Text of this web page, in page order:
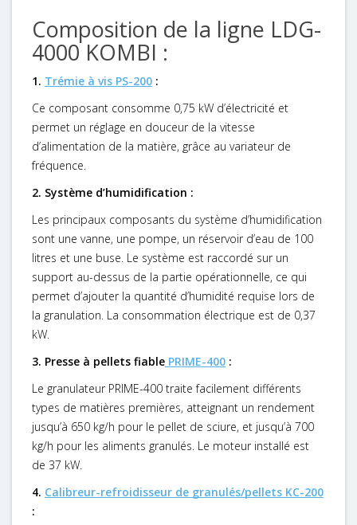
Composition de la ligne LDG-
4000 KOMBI :
1. Trémie à vis PS-200 :
Ce composant consomme 0,75 kW d’électricité et
permet un réglage en douceur de la vitesse
d’alimentation de la matière, grâce au variateur de
fréquence.
2. Système d’humidification :
Les principaux composants du système d’humidification
sont une vanne, une pompe, un réservoir d’eau de 100
litres et une buse. Le système est raccordé sur un
support au-dessus de la partie opérationnelle, ce qui
permet d’ajouter la quantité d’humidité requise lors de
la granulation. La consommation électrique est de 0,37
kW.
3. Presse à pellets fiable PRIME-400 :
Le granulateur PRIME-400 traite facilement différents
types de matières premières, atteignant un rendement
jusqu’à 650 kg/h pour le pellet de sciure, et jusqu’à 700
kg/h pour les aliments granulés. Le moteur installé est
de 37 kW.
4. Calibreur-refroidisseur de granulés/pellets KC-200
: